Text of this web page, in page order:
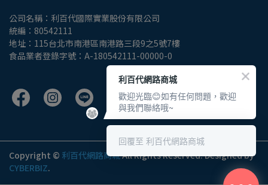
公司名稱：利百代國際實業股份有限公司
統編：80542111
地址：115台北市南港區南港路三段9之5號7樓
食品業者登錄字號：A-180542111-00000-0
Copyright © 利百代網路商城All Rights Reserved.Designed by
CYBERBIZ.
利百代網路商城
歡迎光臨😊如有任何問題，歡迎
與我們聯絡哦~
回覆至 利百代網路商城